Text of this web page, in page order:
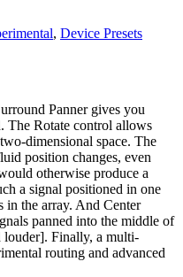
, Device Presets
Panner gives you
The Rotate control allows
dimensional space. The
position changes, even
otherwise produce a
a signal positioned in one
in the array. And Center
panned into the middle of
louder]. Finally, a multi-
routing and advanced